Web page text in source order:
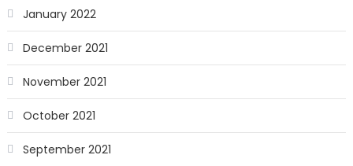
January 2022
December 2021
November 2021
October 2021
September 2021